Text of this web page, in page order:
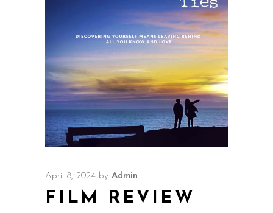
April 8, 2024 by Admin
FILM REVIEW